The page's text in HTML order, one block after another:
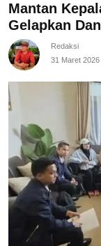
Mantan
Gelapkan
Redaksi
31 Maret 2026